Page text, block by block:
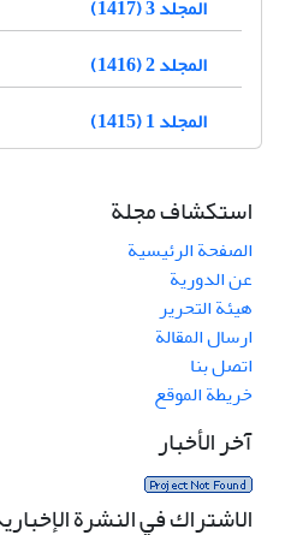
المجلد 3 (1417)
المجلد 2 (1416)
المجلد 1 (1415)
استكشاف مجلة
الصفحة الرئيسية
عن الدورية
هيئة التحرير
ارسال المقالة
اتصل بنا
خريطة الموقع
آخر الأخبار
الاشتراك في النشرة